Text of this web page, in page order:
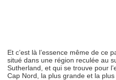
Et c’est là l’essence même de ce
situé dans une région reculée au
Sutherland, et qui se trouve pour
Cap Nord, la plus grande et la plus